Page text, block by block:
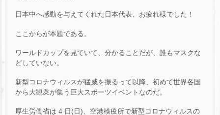
日本中へ感動を与えてくれた日本代表、お疲れ様でした！
ここからが本題である。
ワールドカップを見ていて、分かることだが、誰もマスクな
どしていない。
新型コロナウィルスが猛威を振るって以降、初めて世界各国
から大観衆が集う巨大スポーツイベントなのだ。
厚生労働省は 4 日(日)、空港検疫所で新型コロナウィルスの